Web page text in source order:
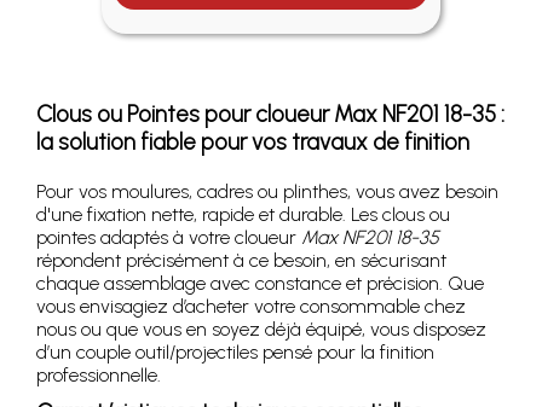
Clous ou Pointes pour cloueur Max NF201 18-35 :
la solution fiable pour vos travaux de finition
Pour vos moulures, cadres ou plinthes, vous avez besoin
d'une fixation nette, rapide et durable. Les clous ou
pointes adaptés à votre cloueur Max NF201 18-35
répondent précisément à ce besoin, en sécurisant
chaque assemblage avec constance et précision. Que
vous envisagiez d’acheter votre consommable chez
nous ou que vous en soyez déjà équipé, vous disposez
d’un couple outil/projectiles pensé pour la finition
professionnelle.